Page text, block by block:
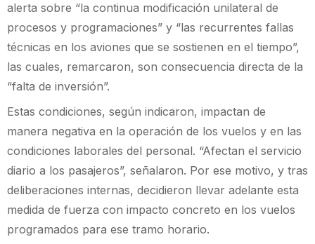
alerta sobre “la continua modificación unilateral de
procesos y programaciones” y “las recurrentes fallas
técnicas en los aviones que se sostienen en el tiempo”,
las cuales, remarcaron, son consecuencia directa de la
“falta de inversión”.
Estas condiciones, según indicaron, impactan de
manera negativa en la operación de los vuelos y en las
condiciones laborales del personal. “Afectan el servicio
diario a los pasajeros”, señalaron. Por ese motivo, y tras
deliberaciones internas, decidieron llevar adelante esta
medida de fuerza con impacto concreto en los vuelos
programados para ese tramo horario.